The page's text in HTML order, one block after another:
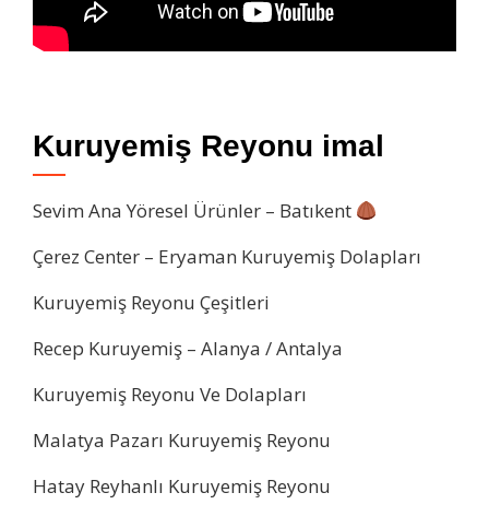
Kuruyemiş Reyonu imal
Sevim Ana Yöresel Ürünler – Batıkent
Çerez Center – Eryaman Kuruyemiş Dolapları
Kuruyemiş Reyonu Çeşitleri
Recep Kuruyemiş – Alanya / Antalya
Kuruyemiş Reyonu Ve Dolapları
Malatya Pazarı Kuruyemiş Reyonu
Hatay Reyhanlı Kuruyemiş Reyonu